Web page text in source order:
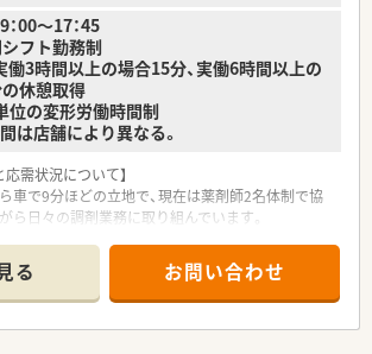
00～17：45
フト勤務制
働3時間以上の場合15分、実働6時間以上の
休憩取得
位の変形労働時間制
は店舗により異なる。
応需状況について】
車で9分ほどの立地で、現在は薬剤師2名体制で協
ら日々の調剤業務に取り組んでいます。
枚数は約30枚と落ち着いた環境です。
機関と連携を図りながら、患者様一人ひとりに寄り
服薬指導や健康相談を実施しています。
る お問い合わせ